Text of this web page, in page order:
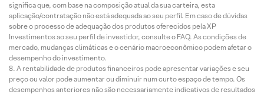
significa que, com base na composição atual da sua carteira, esta
aplicação/contratação não está adequada ao seu perfil. Em caso de dúvidas
sobre o processo de adequação dos produtos oferecidos pela XP
Investimentos ao seu perfil de investidor, consulte o FAQ. As condições de
mercado, mudanças climáticas e o cenário macroeconômico podem afetar o
desempenho do investimento.
A rentabilidade de produtos financeiros pode apresentar variações e seu
preço ou valor pode aumentar ou diminuir num curto espaço de tempo. Os
desempenhos anteriores não são necessariamente indicativos de resultados